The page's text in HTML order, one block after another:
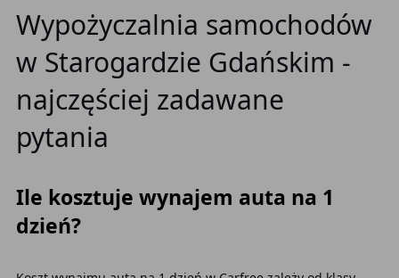
Wypożyczalnia samochodów
w Starogardzie Gdańskim -
najczęściej zadawane
pytania
Ile kosztuje wynajem auta na 1
dzień?